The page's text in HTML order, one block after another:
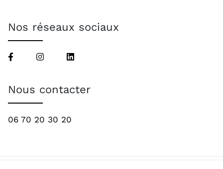
Nos réseaux sociaux
Nous contacter
06 70 20 30 20